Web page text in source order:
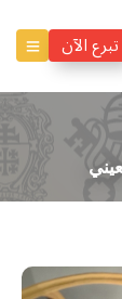
تبرع الآن